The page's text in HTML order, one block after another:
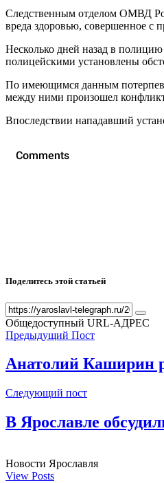
Следственным отделом ОМВД
вреда здоровью, совершенное с
Несколько дней назад в
полицейскими установлены
По имеющимся данным
между ними произошел
Впоследствии нападавший
Поделитесь этой статьей
Общедоступный URL-АДРЕС
Предыдущий Пост
Анатолий Каширин
Следующий пост
В Ярославле
Новости Ярославля
View Posts